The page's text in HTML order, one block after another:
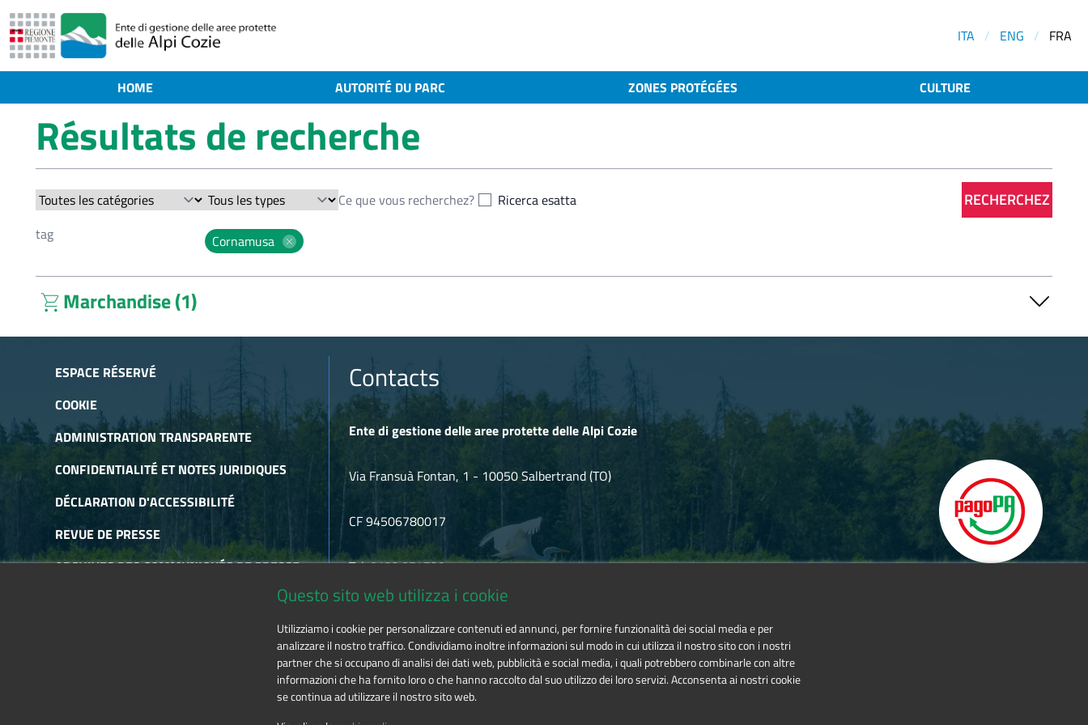
ITA / ENG / FRA
HOME AUTORITÉ DU PARC ZONES PROTÉGÉES CULTURE
Résultats de recherche
Ricerca esatta RECHERCHEZ
Cornamusa
shopping_cartMarchandise (1)
Muzico Muzicantes
Un sentiero segnato tra i suoni e gli strumenti della tradizione occitana.
Dalle nostre valli ai Pirenei, una lunga via tra le musiche di tutte le comunità che vivono nella terra d'Oc.
Le musiche che hanno accompagnato i diversi momenti della vita della nostra gente dal lavoro alla festa.
Un viaggio che parte da lontano, eredità di una cultura antica che ha le sue radici nella notte dei tempi.
Un viaggio che prosegue ai giorni nostri, ben lontano da essere vissuto e pensato come qualcosa di compiuto: non una esposizione archeologica su un passato da rimpiangere, non uno
sguardo sull'epoca dell'oro da mitizzare, ma uno strumento di conoscenza e di coscienza della ricchezza culturale che ci aiuta a vivere il nostro presente.
Sergio Berardo
Stefano Martini
ESPACE RÉSERVÉ
COOKIE
ADMINISTRATION TRANSPARENTE
CONFIDENTIALITÉ ET NOTES JURIDIQUES
DÉCLARATION D'ACCESSIBILITÉ
REVUE DE PRESSE
ARCHIVES DES COMMUNIQUÉS DE PRESSE
Contacts
Ente di gestione delle aree protette delle Alpi Cozie
Via Fransuà Fontan, 1 - 10050 Salbertrand (TO)
CF 94506780017
Tel. 0122.854720
Questo sito web utilizza i cookie
Utilizziamo i cookie per personalizzare contenuti ed annunci, per fornire funzionalità dei social media e per
analizzare il nostro traffico. Condividiamo inoltre informazioni sul modo in cui utilizza il nostro sito con i nostri
partner che si occupano di analisi dei dati web, pubblicità e social media, i quali potrebbero combinarle con altre
informazioni che ha fornito loro o che hanno raccolto dal suo utilizzo dei loro servizi. Acconsenta ai nostri cookie
se continua ad utilizzare il nostro sito web.